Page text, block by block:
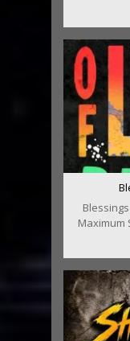
Maximum